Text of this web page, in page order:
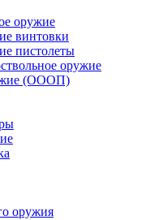
оружие
винтовки
пистолеты
оружие
(ОООП)
оружия